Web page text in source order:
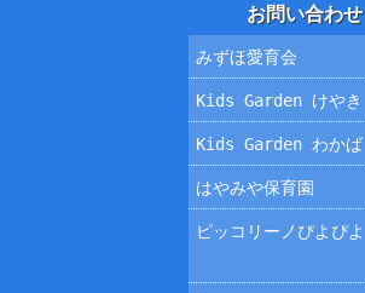
お問い合わせ
みずほ愛育会
Kids Garden けやき
Kids Garden わかば
はやみや保育園
ピッコリーノぴよぴよ